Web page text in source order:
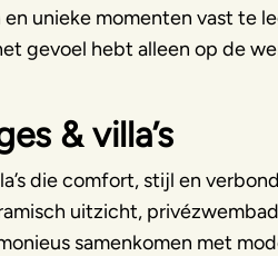
unieke momenten vast te
gevoel hebt alleen op de
& villa’s
die comfort, stijl en
uitzicht,
samenkomen met